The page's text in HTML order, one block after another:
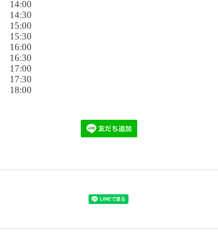
14:00
14:30
15:00
15:30
16:00
16:30
17:00
17:30
18:00